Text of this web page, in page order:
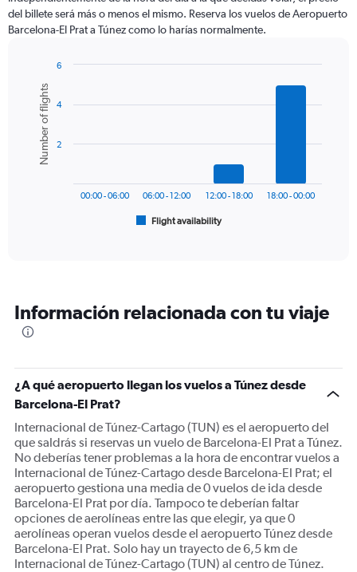
categories.
The
chart
axis
displaying
values.
Range:
del billete será más o menos el mismo. Reserva los vuelos de Aeropuerto
Barcelona-El Prat a Túnez como lo harías normalmente.
chart
with
bars.
The
categories.
The
Y
axis
displaying
Number
of
flights.
Range:
0
to
6.
Chart
graphic.
Number of flights
Flight availability
00:00 - 06:00 06:00 - 12:00 12:00 - 18:00 18:00 - 00:00
2
4
6
Información relacionada con tu viaje
¿A qué aeropuerto llegan los vuelos a Túnez desde
Barcelona-El Prat?
Internacional de Túnez-Cartago (TUN) es el aeropuerto del
que saldrás si reservas un vuelo de Barcelona-El Prat a Túnez.
No deberías tener problemas a la hora de encontrar vuelos a
Internacional de Túnez-Cartago desde Barcelona-El Prat; el
aeropuerto gestiona una media de 0 vuelos de ida desde
Barcelona-El Prat por día. Tampoco te deberían faltar
opciones de aerolíneas entre las que elegir, ya que 0
aerolíneas operan vuelos desde el aeropuerto Túnez desde
Barcelona-El Prat. Solo hay un trayecto de 6,5 km de
Internacional de Túnez-Cartago (TUN) al centro de Túnez.